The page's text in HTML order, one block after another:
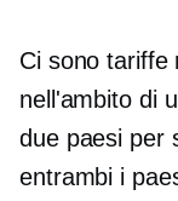
Ci sono tariffe
nell'ambito di
due paesi per
entrambi i